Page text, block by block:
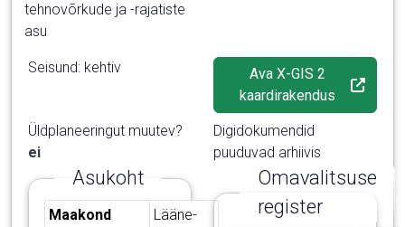
tehnovõrkude ja -rajatiste
asu
Seisund: kehtiv
Ava X-GIS 2
kaardirakendus
Üldplaneeringut muutev?
ei
Digidokumendid
puuduvad arhiivis
Asukoht
Asukoha tabel
Maakond
Lääne-
Omavalitsuse
register